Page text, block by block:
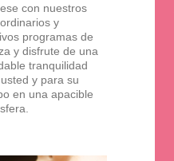
con nuestros
y
programas de
y disfrute de una
tranquilidad
y para su
en una apacible